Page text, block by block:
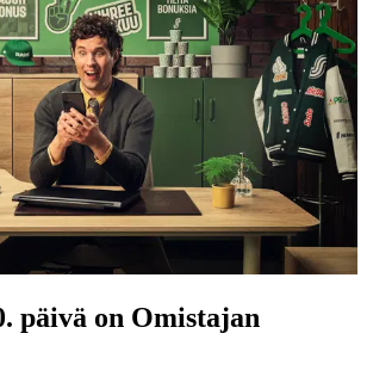
päivä on Omistajan